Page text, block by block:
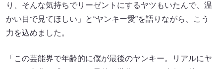
り、そんな気持ちでリーゼントにするヤツもいたんで、温
かい目で見てほしい」と“ヤンキー愛”を語りながら、こう
力を込めました。
「この芸能界で年齢的に僕が最後のヤンキー。リアルにヤ